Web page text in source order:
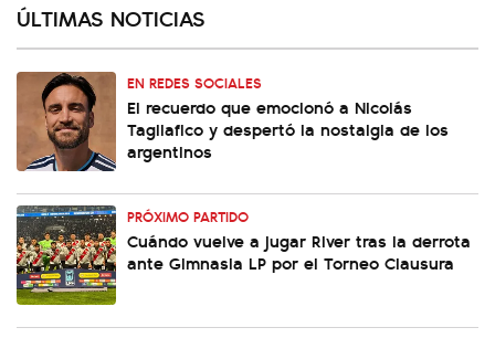
ÚLTIMAS NOTICIAS
EN REDES SOCIALES
El recuerdo que emocionó a Nicolás
Tagliafico y despertó la nostalgia de los
argentinos
PRÓXIMO PARTIDO
Cuándo vuelve a jugar River tras la derrota
ante Gimnasia LP por el Torneo Clausura